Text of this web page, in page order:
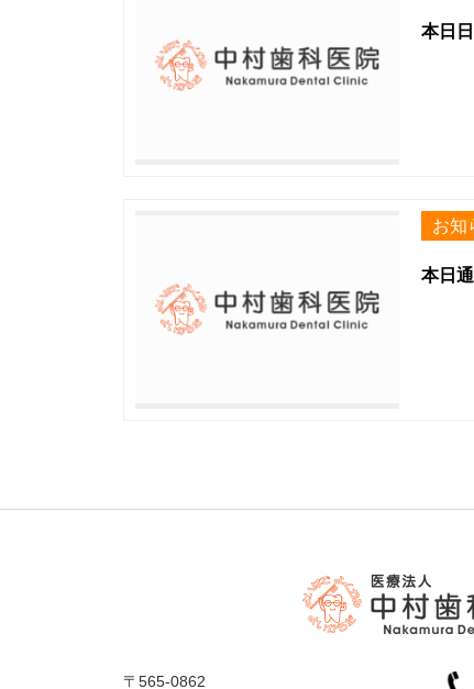
本日
お知
本日
〒565-0862